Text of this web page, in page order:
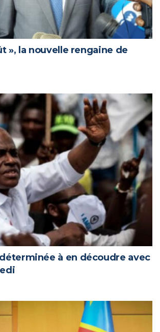
», la nouvelle rengaine de
déterminée à en découdre avec